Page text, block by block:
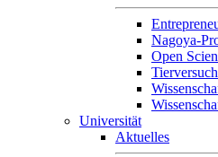
Nagoya-
Open
Universität
Aktuelles